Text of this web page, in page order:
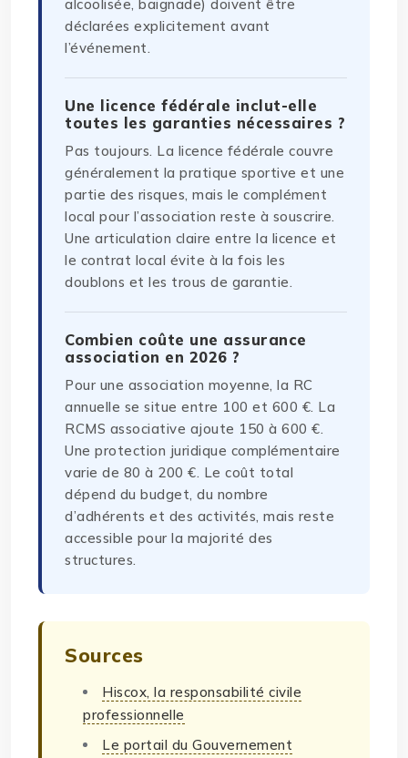
alcoolisée, baignade) doivent être
déclarées explicitement avant
l’événement.
Une licence fédérale inclut-elle
toutes les garanties nécessaires ?
Pas toujours. La licence fédérale couvre
généralement la pratique sportive et une
partie des risques, mais le complément
local pour l’association reste à souscrire.
Une articulation claire entre la licence et
le contrat local évite à la fois les
doublons et les trous de garantie.
Combien coûte une assurance
association en 2026 ?
Pour une association moyenne, la RC
annuelle se situe entre 100 et 600 €. La
RCMS associative ajoute 150 à 600 €.
Une protection juridique complémentaire
varie de 80 à 200 €. Le coût total
dépend du budget, du nombre
d’adhérents et des activités, mais reste
accessible pour la majorité des
structures.
Sources
Hiscox, la responsabilité civile
professionnelle
Le portail du Gouvernement